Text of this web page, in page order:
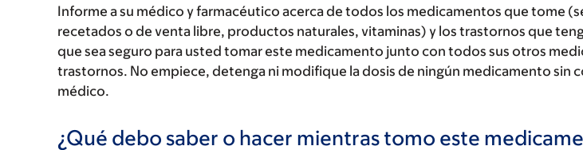
Informe a su médico y farmacéutico acerca de todos los medicamentos que tome
recetados o de venta libre, productos naturales, vitaminas) y los trastornos que
que sea seguro para usted tomar este medicamento junto con todos sus otros
trastornos. No empiece, detenga ni modifique la dosis de ningún medicamento sin
médico.
¿Qué debo saber o hacer mientras tomo este